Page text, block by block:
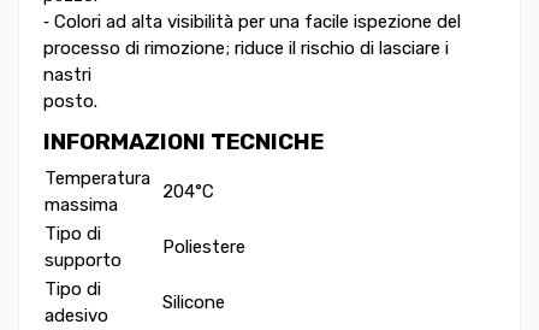
‐ Colori ad alta visibilità per una facile ispezione del
processo di rimozione; riduce il rischio di lasciare i
nastri
posto.
INFORMAZIONI TECNICHE
Temperatura
massima
204°C
Tipo di
supporto
Poliestere
Tipo di
adesivo
Silicone